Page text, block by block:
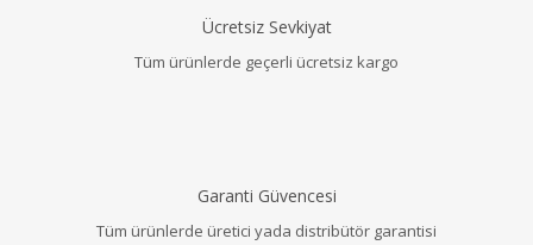
Ücretsiz Sevkiyat
Tüm ürünlerde geçerli ücretsiz kargo
Garanti Güvencesi
Tüm ürünlerde üretici yada distribütör garantisi